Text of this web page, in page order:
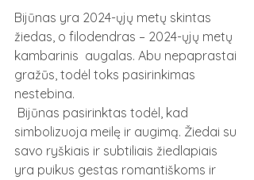
Bijūnas yra 2024-ųjų metų skintas
žiedas, o filodendras – 2024-ųjų metų
kambarinis  augalas. Abu nepaprastai
gražūs, todėl toks pasirinkimas
nestebina.
Bijūnas pasirinktas todėl, kad
simbolizuoja meilę ir augimą. Žiedai su
savo ryškiais ir subtiliais žiedlapiais
yra puikus gestas romantiškoms ir